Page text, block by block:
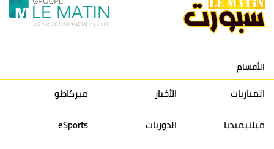
الأقسام
المباريات الأخبار
ميركاطو
ميلتيميديا
الدوريات eSports